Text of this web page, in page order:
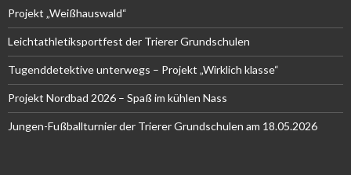
Projekt „Weißhauswald“
Leichtathletiksportfest der Trierer Grundschulen
Tugenddetektive unterwegs – Projekt „Wirklich klasse“
Projekt Nordbad 2026 – Spaß im kühlen Nass
Jungen-Fußballturnier der Trierer Grundschulen am 18.05.2026